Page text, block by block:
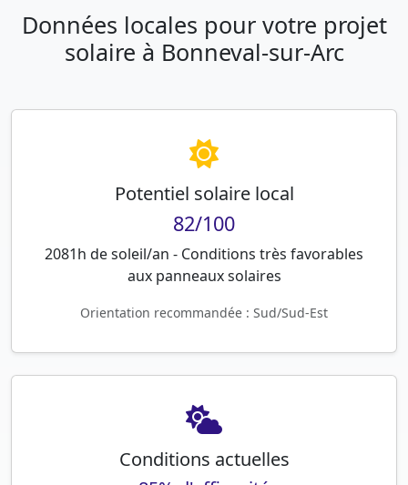
Données locales pour votre projet
solaire à Bonneval-sur-Arc
Potentiel solaire local
82/100
2081h de soleil/an - Conditions très favorables
aux panneaux solaires
Orientation recommandée : Sud/Sud-Est
Conditions actuelles